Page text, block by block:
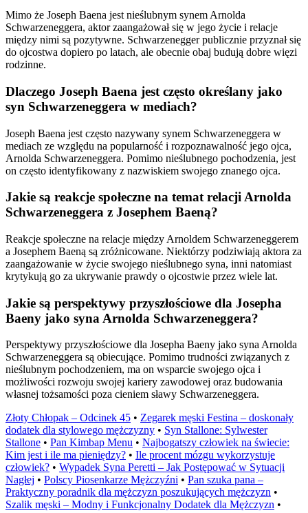
Mimo że Joseph Baena jest nieślubnym synem Arnolda
Schwarzeneggera, aktor zaangażował się w jego życie i relacje
między nimi są pozytywne. Schwarzenegger publicznie przyznał się
do ojcostwa dopiero po latach, ale obecnie obaj budują dobre więzi
rodzinne.
Dlaczego Joseph Baena jest często określany jako
syn Schwarzeneggera w mediach?
Joseph Baena jest często nazywany synem Schwarzeneggera w
mediach ze względu na popularność i rozpoznawalność jego ojca,
Arnolda Schwarzeneggera. Pomimo nieślubnego pochodzenia, jest
on często identyfikowany z nazwiskiem swojego znanego ojca.
Jakie są reakcje społeczne na temat relacji Arnolda
Schwarzeneggera z Josephem Baeną?
Reakcje społeczne na relacje między Arnoldem Schwarzeneggerem
a Josephem Baeną są zróżnicowane. Niektórzy podziwiają aktora za
zaangażowanie w życie swojego nieślubnego syna, inni natomiast
krytykują go za ukrywanie prawdy o ojcostwie przez wiele lat.
Jakie są perspektywy przyszłościowe dla Josepha
Baeny jako syna Arnolda Schwarzeneggera?
Perspektywy przyszłościowe dla Josepha Baeny jako syna Arnolda
Schwarzeneggera są obiecujące. Pomimo trudności związanych z
nieślubnym pochodzeniem, ma on wsparcie swojego ojca i
możliwości rozwoju swojej kariery zawodowej oraz budowania
własnej tożsamości poza cieniem sławy Schwarzeneggera.
Złoty Chłopak – Odcinek 45 • Zegarek męski Festina – doskonały
dodatek dla stylowego mężczyzny • Syn Stallone: Sylwester
Stallone • Pan Kimbap Menu • Najbogatszy człowiek na świecie:
Kim jest i ile ma pieniędzy? • Ile procent mózgu wykorzystuje
człowiek? • Wypadek Syna Peretti – Jak Postępować w Sytuacji
Nagłej • Polscy Piosenkarze Mężczyźni • Pan szuka pana –
Praktyczny poradnik dla mężczyzn poszukujących mężczyzn •
Szalik męski – Modny i Funkcjonalny Dodatek dla Mężczyzn •